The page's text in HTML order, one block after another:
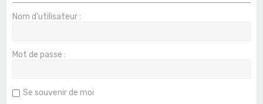
Nom d’utilisateur :
Mot de passe :
Se souvenir de moi